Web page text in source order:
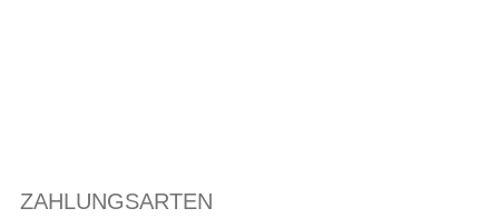
ZAHLUNGSARTEN